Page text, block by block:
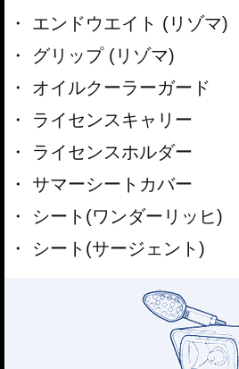
エンドウエイト (リゾマ)
グリップ (リゾマ)
オイルクーラーガード
ライセンスキャリー
ライセンスホルダー
サマーシートカバー
シート(ワンダーリッヒ)
シート(サージェント)